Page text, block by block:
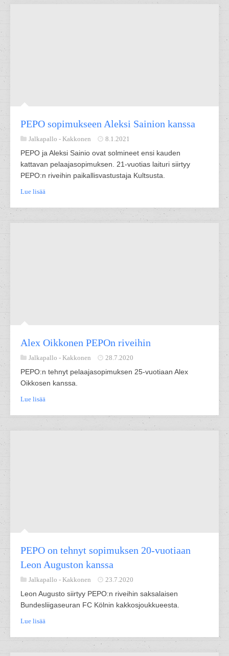
PEPO sopimukseen Aleksi Sainion kanssa
Jalkapallo - Kakkonen 8.1.2021
PEPO ja Aleksi Sainio ovat solmineet ensi kauden
kattavan pelaajasopimuksen. 21-vuotias laituri siirtyy
PEPO:n riveihin paikallisvastustaja Kultsusta.
Lue lisää
Alex Oikkonen PEPOn riveihin
Jalkapallo - Kakkonen 28.7.2020
PEPO:n tehnyt pelaajasopimuksen 25-vuotiaan Alex
Oikkosen kanssa.
Lue lisää
PEPO on tehnyt sopimuksen 20-vuotiaan
Leon Auguston kanssa
Jalkapallo - Kakkonen 23.7.2020
Leon Augusto siirtyy PEPO:n riveihin saksalaisen
Bundesliigaseuran FC Kölnin kakkosjoukkueesta.
Lue lisää